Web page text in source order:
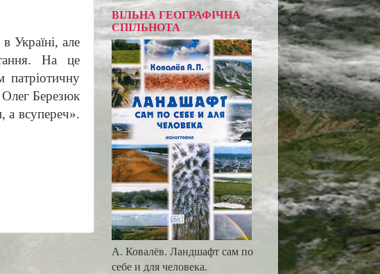
Україні, але
На це
патріотичну
Березюк
а всупереч».
ВІЛЬНА ГЕОГРАФІЧНА
СПІЛЬНОТА
А. Ковалёв. Ландшафт сам по
себе и для человека.